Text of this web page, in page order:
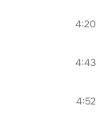
4:20
4:43
4:52